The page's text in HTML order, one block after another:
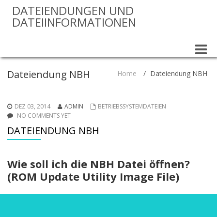
DATEIENDUNGEN UND
DATEIINFORMATIONEN
Toggle
Dateiendung NBH Home / Dateiendung NBH
DEZ 03, 2014 ADMIN
BETRIEBSSYSTEMDATEIEN
NO COMMENTS YET
DATEIENDUNG NBH
Wie soll ich die NBH Datei öffnen?
(ROM Update Utility Image File)